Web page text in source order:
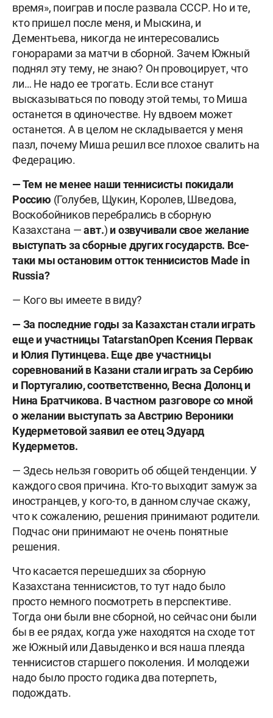
время», поиграв и после развала СССР. Но и те,
кто пришел после меня, и Мыскина, и
Дементьева, никогда не интересовались
гонорарами за матчи в сборной. Зачем Южный
поднял эту тему, не знаю? Он провоцирует, что
ли… Не надо ее трогать. Если все станут
высказываться по поводу этой темы, то Миша
останется в одиночестве. Ну вдвоем может
останется. А в целом не складывается у меня
пазл, почему Миша решил все плохое свалить на
Федерацию.
— Тем не менее наши теннисисты покидали
Россию (Голубев, Щукин, Королев, Шведова,
Воскобойников перебрались в сборную
Казахстана —авт.) и озвучивали свое желание
выступать за сборные других государств. Все-
таки мы остановим отток теннисистов Made in
Russia?
— Кого вы имеете в виду?
— За последние годы за Казахстан стали играть
еще и участницы TatarstanOpen Ксения Первак
и Юлия Путинцева. Еще две участницы
соревнований в Казани стали играть за Сербию
и Португалию, соответственно, Весна Долонц и
Нина Братчикова. В частном разговоре со мной
о желании выступать за Австрию Вероники
Кудерметовой заявил ее отец Эдуард
Кудерметов.
— Здесь нельзя говорить об общей тенденции. У
каждого своя причина. Кто-то выходит замуж за
иностранцев, у кого-то, в данном случае скажу,
что к сожалению, решения принимают родители.
Подчас они принимают не очень понятные
решения.
Что касается перешедших за сборную
Казахстана теннисистов, то тут надо было
просто немного посмотреть в перспективе.
Тогда они были вне сборной, но сейчас они были
бы в ее рядах, когда уже находятся на сходе тот
же Южный или Давыденко и вся наша плеяда
теннисистов старшего поколения. И молодежи
надо было просто годика два потерпеть,
подождать.